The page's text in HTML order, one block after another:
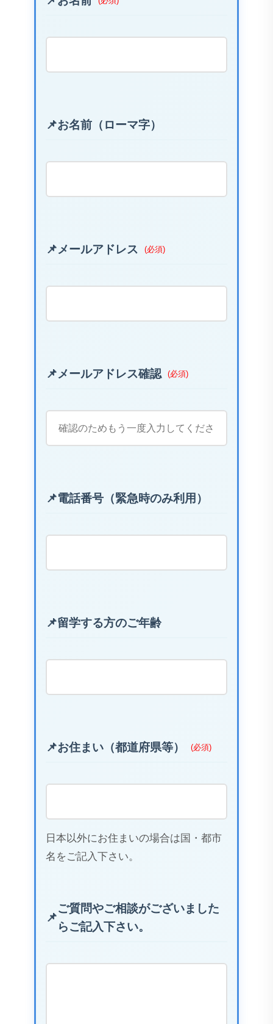
お名前（ローマ字）
メールアドレス (必須)
メールアドレス確認 (必須)
電話番号（緊急時のみ利用）
留学する方のご年齢
お住まい（都道府県等） (必須)
日本以外にお住まいの場合は国・都市
名をご記入下さい。
ご質問やご相談がございました
らご記入下さい。